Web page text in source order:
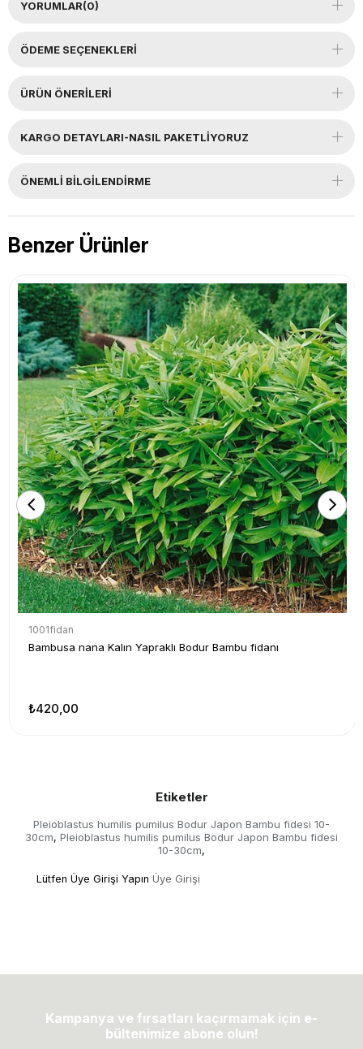
YORUMLAR(0)
ÖDEME SEÇENEKLERI
ÜRÜN ÖNERILERI
KARGO DETAYLARI-NASIL PAKETLİYORUZ
ÖNEMLI BILGILENDIRME
Benzer Ürünler
1001fidan
Bambusa nana Kalın Yapraklı Bodur Bambu fidanı
₺420,00
Etiketler
Pleioblastus humilis pumilus Bodur Japon Bambu fidesi 10-
30cm, Pleioblastus humilis pumilus Bodur Japon Bambu fidesi
10-30cm,
Lütfen Üye Girişi Yapın Üye Girişi
Kampanya ve fırsatları kaçırmamak için e-
bültenimize abone olun!